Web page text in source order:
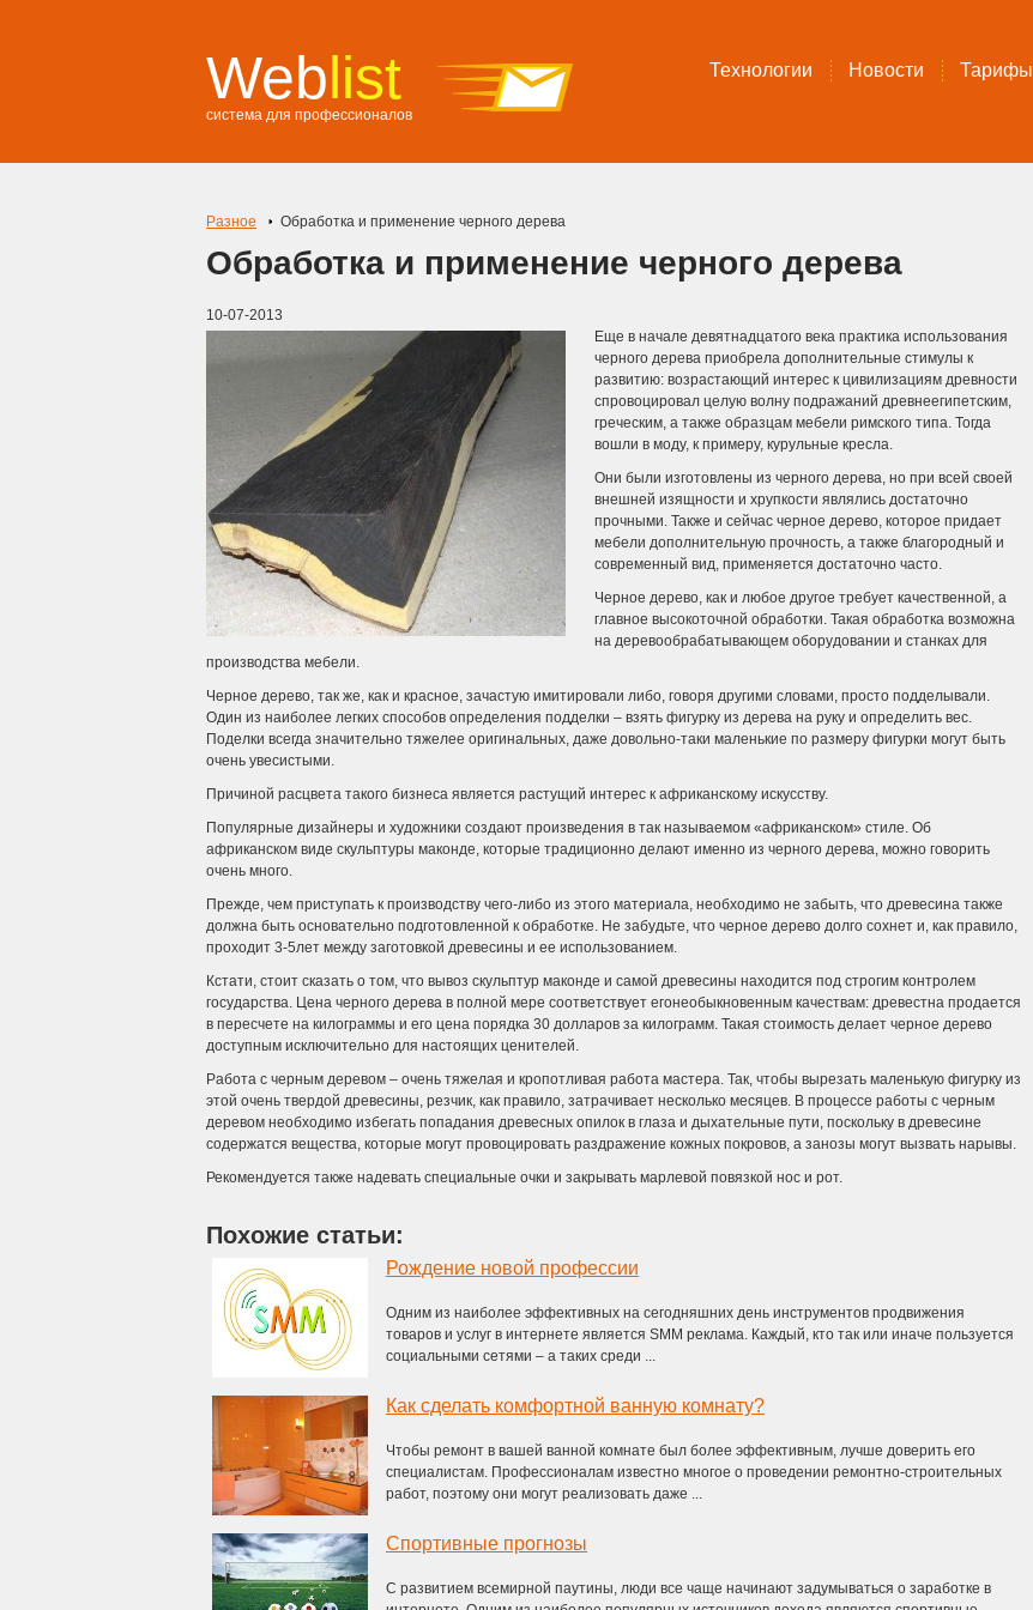
Weblist
система для профессионалов
Технологии Новости Тарифы
Разное Обработка и применение черного дерева
Обработка и применение черного дерева
10-07-2013
Еще в начале девятнадцатого века практика использования
черного дерева приобрела дополнительные стимулы к
развитию: возрастающий интерес к цивилизациям древности
спровоцировал целую волну подражаний древнеегипетским,
греческим, а также образцам мебели римского типа. Тогда
вошли в моду, к примеру, курульные кресла.
Они были изготовлены из черного дерева, но при всей своей
внешней изящности и хрупкости являлись достаточно
прочными. Также и сейчас черное дерево, которое придает
мебели дополнительную прочность, а также благородный и
современный вид, применяется достаточно часто.
Черное дерево, как и любое другое требует качественной, а
главное высокоточной обработки. Такая обработка возможна
на деревообрабатывающем оборудовании и станках для
производства мебели.
Черное дерево, так же, как и красное, зачастую имитировали либо, говоря другими словами, просто подделывали.
Один из наиболее легких способов определения подделки – взять фигурку из дерева на руку и определить вес.
Поделки всегда значительно тяжелее оригинальных, даже довольно-таки маленькие по размеру фигурки могут быть
очень увесистыми.
Причиной расцвета такого бизнеса является растущий интерес к африканскому искусству.
Популярные дизайнеры и художники создают произведения в так называемом «африканском» стиле. Об
африканском виде скульптуры маконде, которые традиционно делают именно из черного дерева, можно говорить
очень много.
Прежде, чем приступать к производству чего-либо из этого материала, необходимо не забыть, что древесина также
должна быть основательно подготовленной к обработке. Не забудьте, что черное дерево долго сохнет и, как правило,
проходит 3-5лет между заготовкой древесины и ее использованием.
Кстати, стоит сказать о том, что вывоз скульптур маконде и самой древесины находится под строгим контролем
государства. Цена черного дерева в полной мере соответствует егонеобыкновенным качествам: древестна продается
в пересчете на килограммы и его цена порядка 30 долларов за килограмм. Такая стоимость делает черное дерево
доступным исключительно для настоящих ценителей.
Работа с черным деревом – очень тяжелая и кропотливая работа мастера. Так, чтобы вырезать маленькую фигурку из
этой очень твердой древесины, резчик, как правило, затрачивает несколько месяцев. В процессе работы с черным
деревом необходимо избегать попадания древесных опилок в глаза и дыхательные пути, поскольку в древесине
содержатся вещества, которые могут провоцировать раздражение кожных покровов, а занозы могут вызвать нарывы.
Рекомендуется также надевать специальные очки и закрывать марлевой повязкой нос и рот.
Похожие статьи:
Рождение новой профессии
Одним из наиболее эффективных на сегодняшних день инструментов продвижения
товаров и услуг в интернете является SMM реклама. Каждый, кто так или иначе пользуется
социальными сетями – а таких среди ...
Как сделать комфортной ванную комнату?
Чтобы ремонт в вашей ванной комнате был более эффективным, лучше доверить его
специалистам. Профессионалам известно многое о проведении ремонтно-строительных
работ, поэтому они могут реализовать даже ...
Спортивные прогнозы
С развитием всемирной паутины, люди все чаще начинают задумываться о заработке в